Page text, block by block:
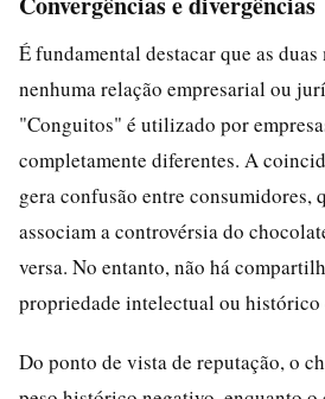
É fundamental destacar que as duas
nenhuma relação empresarial ou
"Conguitos" é utilizado por
completamente diferentes. A
gera confusão entre consumidores,
associam a controvérsia do
versa. No entanto, não há
propriedade intelectual ou
Do ponto de vista de reputação, o